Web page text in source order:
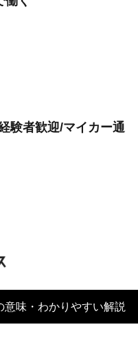
験者歓迎/マイカー通
意味・わかりやすい解説